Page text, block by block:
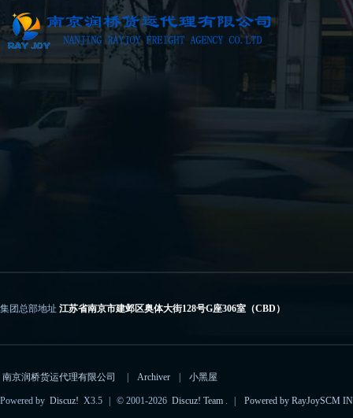
集团总部地址 江苏省南京市建邺区奥体大街128号G座306室（CBD）
电子邮箱 importcs@rayjoyscm.com（进口）、exportcs@rayjoyscm.com（出口）
南京润桥货运代理有限公司 Archiver 小黑屋
Powered by Discuz! X3.5 © 2001-2026 Discuz! Team . Powered by RayJoySCM